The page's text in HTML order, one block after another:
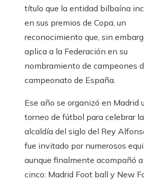
título que la entidad bilbaína
en sus premios de Copa, un
reconocimiento que, sin
aplica a la Federación en su
nombramiento de campeones
campeonato de España.
Ese año se organizó en Madrid
torneo de fútbol para celebrar la
alcaldía del siglo del Rey
fue invitado por numerosos
aunque finalmente acompañó
cinco: Madrid Foot ball y New